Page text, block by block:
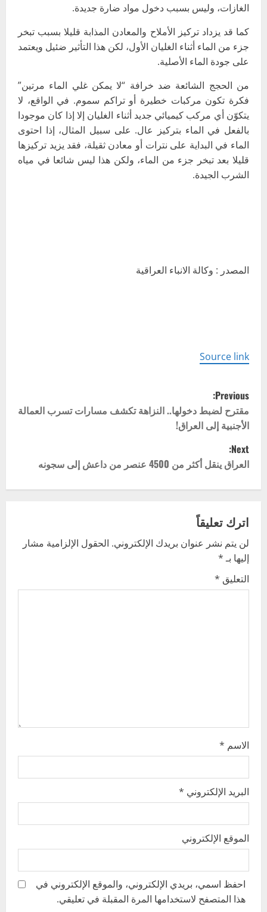
الغازات، وليس بسبب دخول مواد ضارة جديدة.
كما قد يزداد تركيز الأملاح والمعادن المذابة قليلا بسبب تبخر
جزء من الماء أثناء الغليان الأول، لكن هذا التأثير ضئيل ويعتمد
على جودة الماء الأصلية.
من الحجج الشائعة ضد خرافة “لا يمكن غلي الماء مرتين”
فكرة تكون مركبات خطيرة أو تراكم سموم. في الواقع، لا
يتكوّن أي مركب كيميائي جديد أثناء الغليان إلا إذا كان موجودا
بالفعل في الماء بتركيز عال. على سبيل المثال، إذا احتوى
الماء في البداية على نترات أو معادن ثقيلة، فقد يزيد تركيزها
قليلا بعد تبخر جزء من الماء، ولكن هذا ليس شائعا في مياه
الشرب الجيدة.
المصدر : وكالة الانباء العراقية
Source link
P
o
s
t
n
a
v
i
g
Previous:
مقترح لضبط دخولها.. النزاهة تكشف مسارات تسرب العمالة
الأجنبية إلى العراق!
Next:
العراق ينقل أكثر من 4500 عنصر من داعش إلى سجونه
اترك تعليقاً
لن يتم نشر عنوان بريدك الإلكتروني. الحقول الإلزامية مشار
إليها بـ*
التعليق *
الاسم *
البريد الإلكتروني *
الموقع الإلكتروني
احفظ اسمي، بريدي الإلكتروني، والموقع الإلكتروني في
هذا المتصفح لاستخدامها المرة المقبلة في تعليقي.